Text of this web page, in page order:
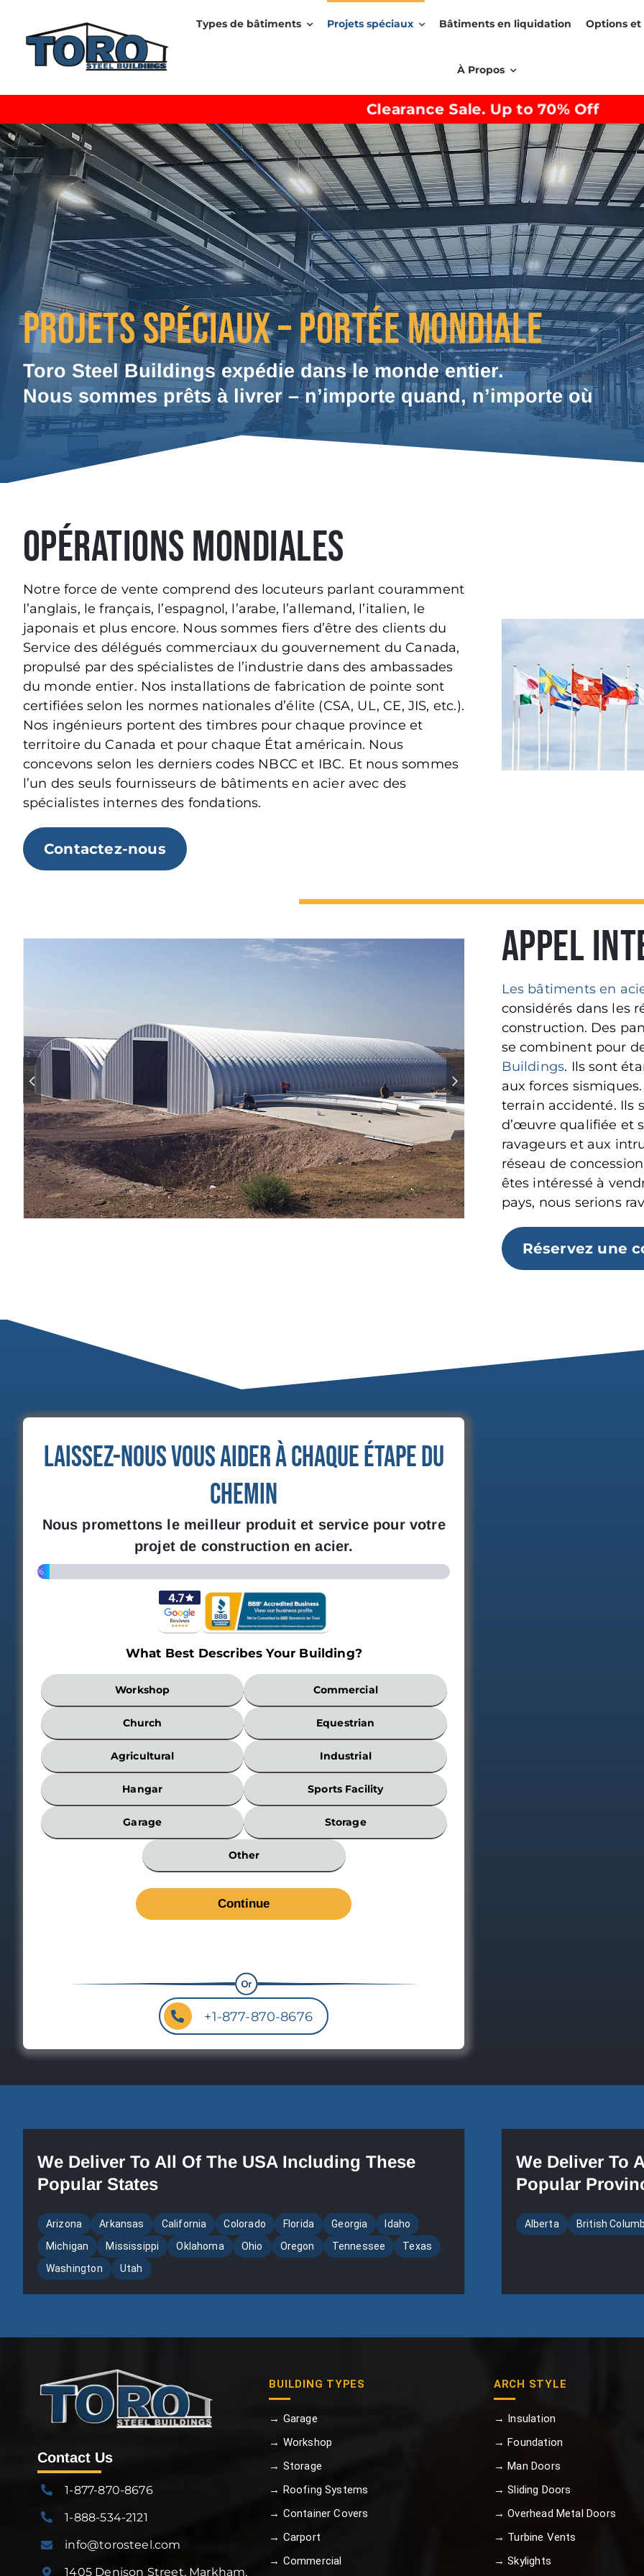
content
Types de bâtiments Projets spéciaux Bâtiments en liquidation Options et
À Propos
Clearance Sale. Up to 70% Off
PROJETS SPÉCIAUX – PORTÉE MONDIALE
Toro Steel Buildings expédie dans le monde entier.
Nous sommes prêts à livrer – n’importe quand, n’importe où
OPÉRATIONS MONDIALES
Notre force de vente comprend des locuteurs parlant couramment
l’anglais, le français, l’espagnol, l’arabe, l’allemand, l’italien, le
japonais et plus encore. Nous sommes fiers d’être des clients du
Service des délégués commerciaux du gouvernement du Canada,
propulsé par des spécialistes de l’industrie dans des ambassades
du monde entier. Nos installations de fabrication de pointe sont
certifiées selon les normes nationales d’élite (CSA, UL, CE, JIS, etc.).
Nos ingénieurs portent des timbres pour chaque province et
territoire du Canada et pour chaque État américain. Nous
concevons selon les derniers codes NBCC et IBC. Et nous sommes
l’un des seuls fournisseurs de bâtiments en acier avec des
spécialistes internes des fondations.
Contactez-nous
APPEL
Les bâtiments en
considérés dans les
construction. Des
se combinent pour
Buildings. Ils sont
aux forces
terrain accidenté. Ils
d’œuvre qualifiée et
ravageurs et aux
réseau de
êtes intéressé à
pays, nous serions
Réservez une
Laissez-nous vous aider à chaque étape du
chemin
Nous promettons le meilleur produit et service pour votre
projet de construction en acier.
3%
What Best Describes Your Building?
What
Best
Describes
Your
Building?
Workshop Commercial
Church Equestrian
Agricultural Industrial
Hangar Sports Facility
Garage Storage
Other
+1-877-870-8676
We Deliver To All Of The USA Including These
Popular States
Arizona Arkansas California Colorado Florida Georgia
Idaho
Michigan
Mississippi Oklahoma Ohio Oregon Tennessee
Texas
Washington
Utah
We Deliver To
Popular
Alberta British
Contact Us
1-877-870-8676
1-888-534-2121
info@torosteel.com
1405 Denison Street, Markham,
BUILDING TYPES
→ Garage
→ Workshop
→ Storage
→ Roofing Systems
→ Container Covers
→ Carport
→ Commercial
ARCH STYLE
→ Insulation
→ Foundation
→ Man Doors
→ Sliding Doors
→ Overhead Metal Doors
→ Turbine Vents
→ Skylights